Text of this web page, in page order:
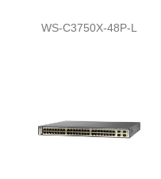
WS-C3750X-48P-L